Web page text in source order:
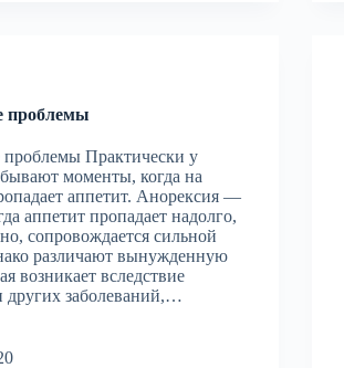
проблемы
проблемы Практически у
моменты, когда на
аппетит. Анорексия —
аппетит пропадает надолго,
сопровождается сильной
различают вынужденную
возникает вследствие
других заболеваний,…